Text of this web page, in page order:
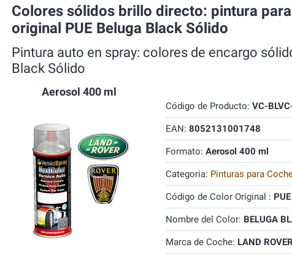
Colores sólidos brillo directo: pintura para
original PUE Beluga Black Sólido
Pintura auto en spray: colores de encargo
Black Sólido
Aerosol 400 ml
Código de Producto: VC-
EAN: 8052131001748
Formato: Aerosol 400 ml
Categoria: Pinturas para
Código de Color Original : PUE
Nombre del Color: BELUGA
Marca de Coche: LAND ROVER